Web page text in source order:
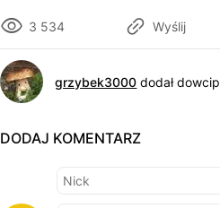
3 534 Wyślij
grzybek3000 dodał dowcip
DODAJ KOMENTARZ